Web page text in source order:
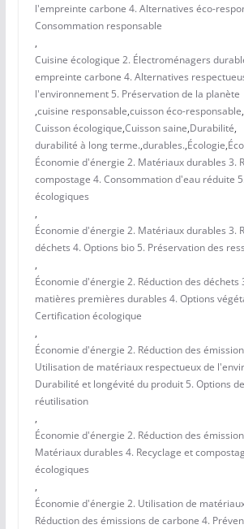
l'empreinte carbone 4. Alternatives éco-
Consommation responsable
,
Cuisine écologique 2. Électroménagers
empreinte carbone 4. Alternatives
l'environnement 5. Préservation de la planète
,cuisine responsable,cuisson éco-responsable,
Cuisson écologique,Cuisson saine,Durabilité,
durabilité à long terme.,durables.,Écologie,
Économie d'énergie 2. Matériaux durables 3.
compostage 4. Consommation d'eau réduite
écologiques
,
Économie d'énergie 2. Matériaux durables 3.
déchets 4. Options bio 5. Préservation des
,
Économie d'énergie 2. Réduction des déchets
matières premières durables 4. Options
Certification écologique
,
Économie d'énergie 2. Réduction des
Utilisation de matériaux respectueux de
Durabilité et longévité du produit 5. Options
réutilisation
,
Économie d'énergie 2. Réduction des
Matériaux durables 4. Recyclage et
écologiques
,
Économie d'énergie 2. Utilisation de
Réduction des émissions de carbone 4.